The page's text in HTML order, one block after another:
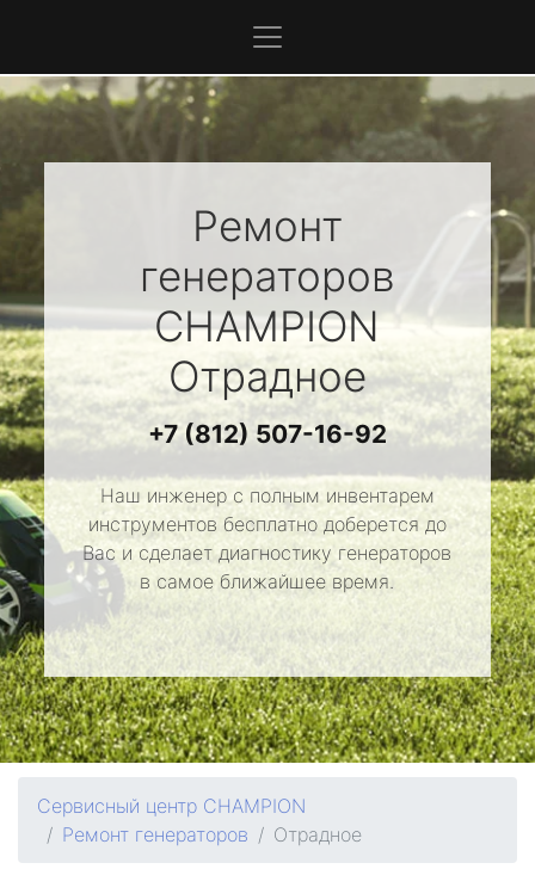
Ремонт
генераторов
CHAMPION
Отрадное
+7 (812) 507-16-92
Наш инженер с полным инвентарем
инструментов бесплатно доберется до
Вас и сделает диагностику генераторов
в самое ближайшее время.
Сервисный центр CHAMPION
Ремонт генераторов
Отрадное